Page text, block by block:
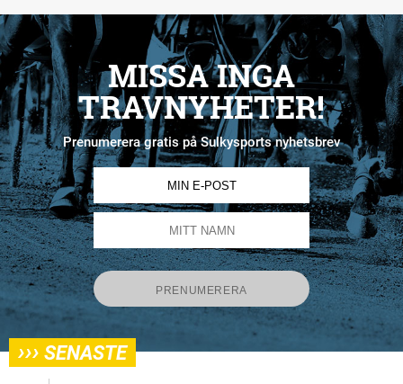
MISSA INGA
TRAVNYHETER!
Prenumerera gratis på Sulkysports nyhetsbrev
››› SENASTE